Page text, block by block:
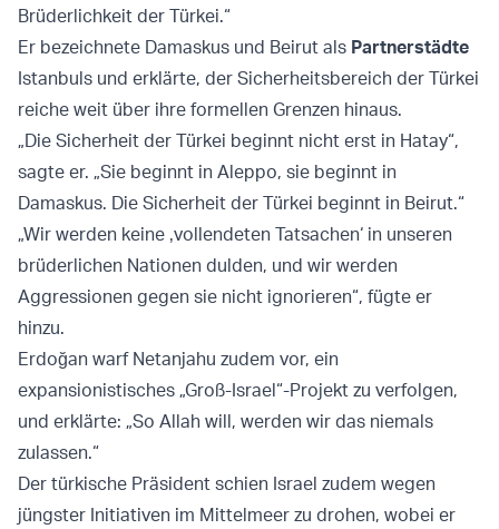
Brüderlichkeit der Türkei.“
Er bezeichnete Damaskus und Beirut als Partnerstädte
Istanbuls und erklärte, der Sicherheitsbereich der Türkei
reiche weit über ihre formellen Grenzen hinaus.
„Die Sicherheit der Türkei beginnt nicht erst in Hatay“,
sagte er. „Sie beginnt in Aleppo, sie beginnt in
Damaskus. Die Sicherheit der Türkei beginnt in Beirut.“
„Wir werden keine ‚vollendeten Tatsachen‘ in unseren
brüderlichen Nationen dulden, und wir werden
Aggressionen gegen sie nicht ignorieren“, fügte er
hinzu.
Erdoğan warf Netanjahu zudem vor, ein
expansionistisches „Groß-Israel“-Projekt zu verfolgen,
und erklärte: „So Allah will, werden wir das niemals
zulassen.“
Der türkische Präsident schien Israel zudem wegen
jüngster Initiativen im Mittelmeer zu drohen, wobei er